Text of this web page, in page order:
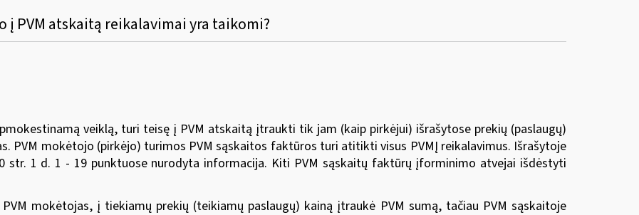
PVM atskaitą reikalavimai yra taikomi?
veiklą, turi teisę į PVM atskaitą įtraukti tik jam (kaip pirkėjui) išrašytose prekių (paslaugų)
PVM mokėtojo (pirkėjo) turimos PVM sąskaitos faktūros turi atitikti visus PVMĮ reikalavimus. Išrašytoje
str. 1 d. 1 - 19 punktuose nurodyta informacija. Kiti PVM sąskaitų faktūrų įforminimo atvejai išdėstyti
mokėtojas, į tiekiamų prekių (teikiamų paslaugų) kainą įtraukė PVM sumą, tačiau PVM sąskaitoje